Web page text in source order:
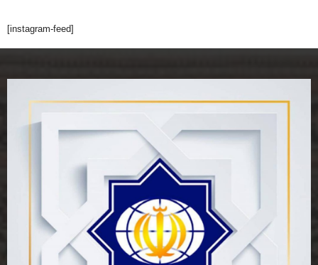
[instagram-feed]